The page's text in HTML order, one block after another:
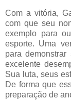
Com a vitória,
com que seu
exemplo para
esporte. Uma
para
excelente
Sua luta, seus
De forma que
preparação de